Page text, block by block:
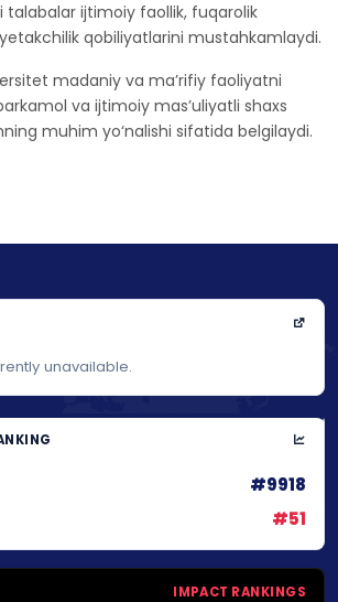
talabalar ijtimoiy faollik, fuqarolik
qobiliyatlarini mustahkamlaydi.
madaniy va ma’rifiy faoliyatni
va ijtimoiy mas’uliyatli shaxs
muhim yo‘nalishi sifatida belgilaydi.
unavailable.
#9918
#51
IMPACT RANKINGS